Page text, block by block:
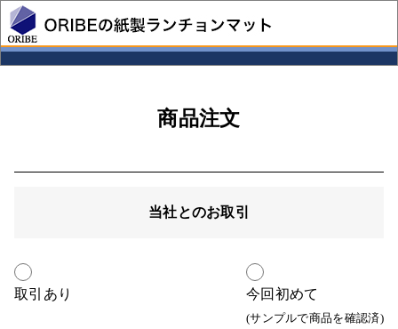
商品注文
当社とのお取引
取引あり 今回初めて
(サンプルで商品を確認済)